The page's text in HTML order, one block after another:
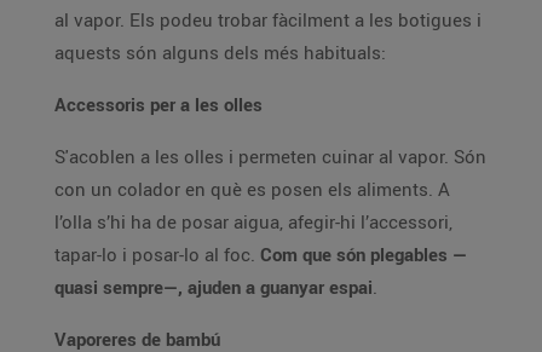
al vapor. Els podeu trobar fàcilment a les botigues i
aquests són alguns dels més habituals:
Accessoris per a les olles
S'acoblen a les olles i permeten cuinar al vapor. Són
con un colador en què es posen els aliments. A
l’olla s’hi ha de posar aigua, afegir-hi l’accessori,
tapar-lo i posar-lo al foc. Com que són plegables —
quasi sempre—, ajuden a guanyar espai.
Vaporeres de bambú